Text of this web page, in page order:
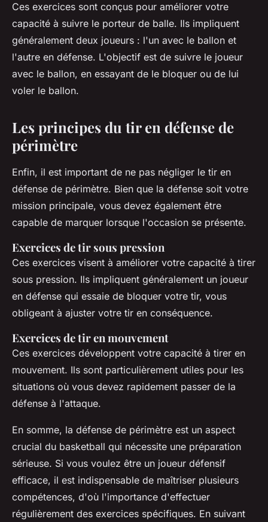
Ces exercices sont conçus pour améliorer votre
capacité à suivre le porteur de balle. Ils impliquent
généralement deux joueurs : l'un avec le ballon et
l'autre en défense. L'objectif est de suivre le joueur
avec le ballon, en essayant de le bloquer ou de lui
voler le ballon.
Les principes du tir en défense de
périmètre
Enfin, il est important de ne pas négliger le tir en
défense de périmètre. Bien que la défense soit votre
mission principale, vous devez également être
capable de marquer lorsque l'occasion se présente.
Exercices de tir sous pression
Ces exercices visent à améliorer votre capacité à tirer
sous pression. Ils impliquent généralement un joueur
en défense qui essaie de bloquer votre tir, vous
obligeant à ajuster votre tir en conséquence.
Exercices de tir en mouvement
Ces exercices développent votre capacité à tirer en
mouvement. Ils sont particulièrement utiles pour les
situations où vous devez rapidement passer de la
défense à l'attaque.
En somme, la défense de périmètre est un aspect
crucial du basketball qui nécessite une préparation
sérieuse. Si vous voulez être un joueur défensif
efficace, il est indispensable de maîtriser plusieurs
compétences, d'où l'importance d'effectuer
régulièrement des exercices spécifiques. En suivant